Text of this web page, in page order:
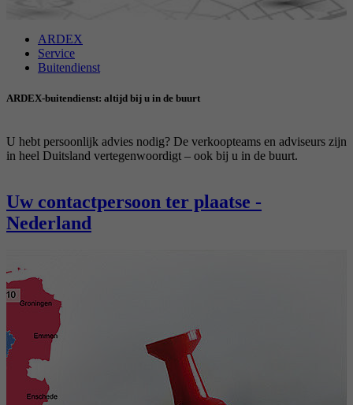
ARDEX
Service
Buitendienst
ARDEX-buitendienst: altijd bij u in de buurt
U hebt persoonlijk advies nodig? De verkoopteams en adviseurs zijn
in heel Duitsland vertegenwoordigt – ook bij u in de buurt.
Uw contactpersoon ter plaatse -
Nederland
Looptijd 30 minuten
myfonts.net te gebruiken.
Aanbieder
Looptijd
Doel
reCAPTCHA setzt ein notwendiges Cookie
(_GRECAPTCHA), wenn es zum Zweck der
Risikoanalyse ausgeführt wird.
Aanbieder
Looptijd 1 Dag
Doel
Google-cookie voor geavanceerde controle van
scripts en gebeurtenissen.